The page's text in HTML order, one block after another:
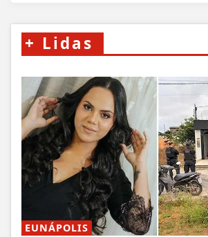
+ Lidas
EUNÁPOLIS